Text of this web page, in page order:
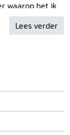
waarop het ik
nog
dat het ik niet
ik veranderen.
niet de eerste
als dagboeken,
tussen
nu Nederland
een
ik. Een
Lees verder